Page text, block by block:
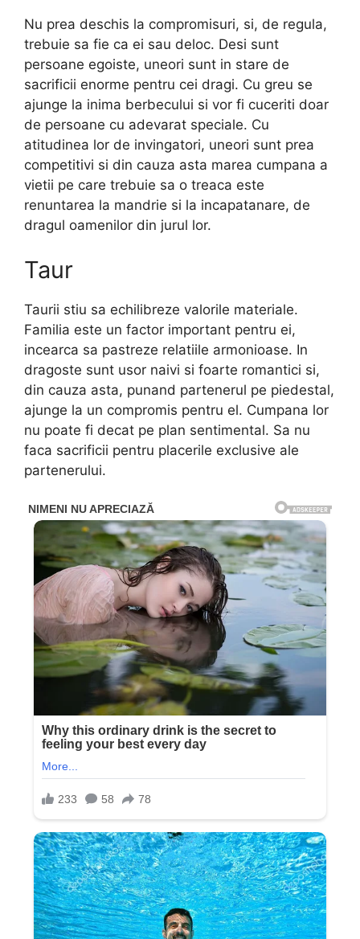
Nu prea deschis la compromisuri, si, de regula,
trebuie sa fie ca ei sau deloc. Desi sunt
persoane egoiste, uneori sunt in stare de
sacrificii enorme pentru cei dragi. Cu greu se
ajunge la inima berbecului si vor fi cuceriti doar
de persoane cu adevarat speciale. Cu
atitudinea lor de invingatori, uneori sunt prea
competitivi si din cauza asta marea cumpana a
vietii pe care trebuie sa o treaca este
renuntarea la mandrie si la incapatanare, de
dragul oamenilor din jurul lor.
Taur
Taurii stiu sa echilibreze valorile materiale.
Familia este un factor important pentru ei,
incearca sa pastreze relatiile armonioase. In
dragoste sunt usor naivi si foarte romantici si,
din cauza asta, punand partenerul pe piedestal,
ajunge la un compromis pentru el. Cumpana lor
nu poate fi decat pe plan sentimental. Sa nu
faca sacrificii pentru placerile exclusive ale
partenerului.